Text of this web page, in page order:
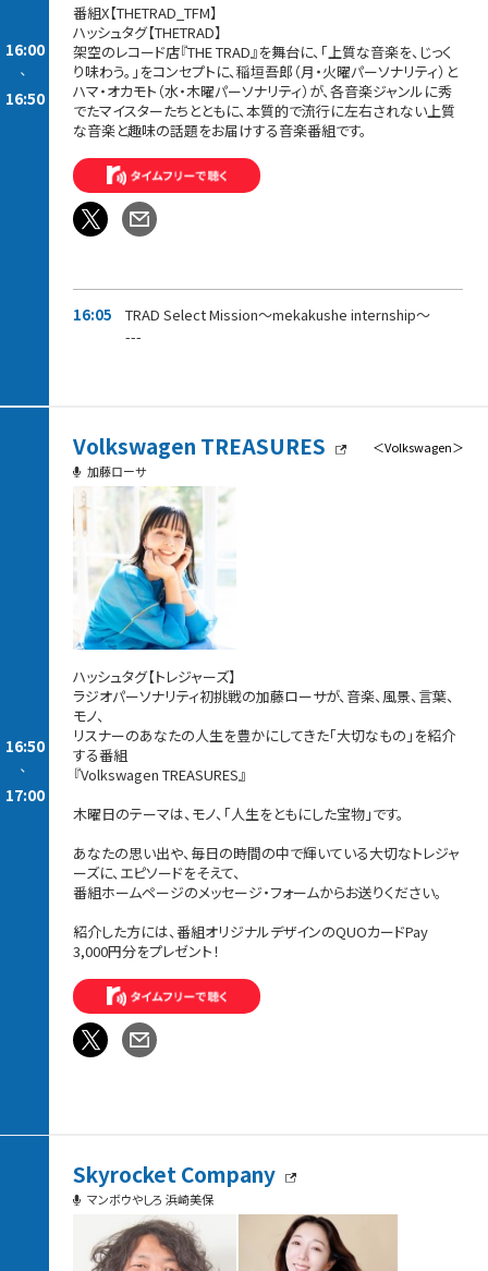
16:00
-
16:50
番組X【THETRAD_TFM】
ハッシュタグ【THETRAD】
架空のレコード店『THE TRAD』を舞台に、「上質な音楽を、じっく
り味わう。」をコンセプトに、稲垣吾郎（月・火曜パーソナリティ）と
ハマ・オカモト（水・木曜パーソナリティ）が、各音楽ジャンルに秀
でたマイスターたちとともに、本質的で流行に左右されない上質
な音楽と趣味の話題をお届けする音楽番組です。
16:05
TRAD Select Mission～mekakushe internship～
---
16:50
-
17:00
Volkswagen TREASURES
＜Volkswagen＞
加藤ローサ
ハッシュタグ【トレジャーズ】
ラジオパーソナリティ初挑戦の加藤ローサが、音楽、風景、言葉、
モノ、
リスナーのあなたの人生を豊かにしてきた「大切なもの」を紹介
する番組
『Volkswagen TREASURES』
木曜日のテーマは、モノ、「人生をともにした宝物」です。
あなたの思い出や、毎日の時間の中で輝いている大切なトレジャ
ーズに、エピソードをそえて、
番組ホームページのメッセージ・フォームからお送りください。
紹介した方には、番組オリジナルデザインのQUOカードPay
3,000円分をプレゼント！
Skyrocket Company
マンボウやしろ 浜崎美保